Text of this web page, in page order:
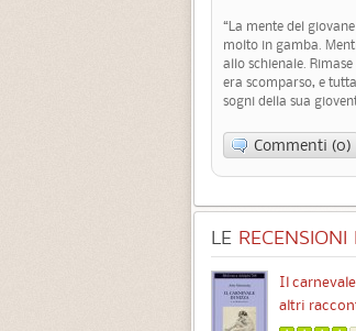
“La mente del
molto in gamba.
allo schienale.
era scomparso, e
sogni della sua
Commenti (0)
LE
Il
altri